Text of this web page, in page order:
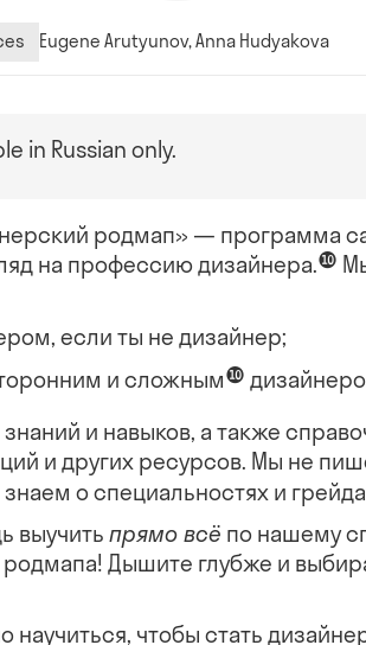
Eugene Arutyunov, Anna Hudyakova
in Russian only.
родмап» — программа
на профессиюдизайнера.❿
если ты не дизайнер;
и сложным❿
и навыков, а также
и других ресурсов. Мы не
о специальностях и
выучитьпрямо всё по нашему
Дышите глубже и
научиться, чтобы стать